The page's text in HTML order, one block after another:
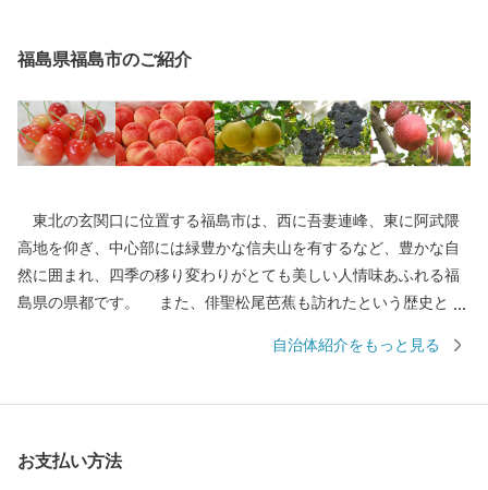
福島県福島市のご紹介
東北の玄関口に位置する福島市は、西に吾妻連峰、東に阿武隈
高地を仰ぎ、中心部には緑豊かな信夫山を有するなど、豊かな自
然に囲まれ、四季の移り変わりがとても美しい人情味あふれる福
島県の県都です。 また、俳聖松尾芭蕉も訪れたという歴史と伝
温泉」や奥州三高湯の一つに数えられる温泉郷「高湯温泉」とい
国の皆様に親しまれております。
自治体紹介をもっと見る
お支払い方法